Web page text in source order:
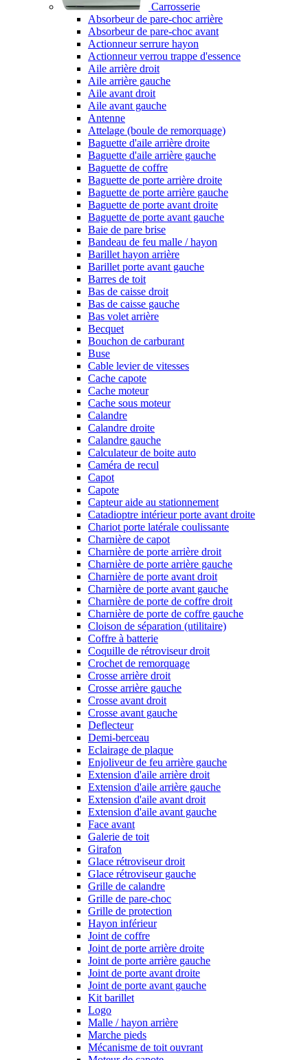
Carrosserie
Absorbeur de pare-choc arrière
Absorbeur de pare-choc avant
Actionneur serrure hayon
Actionneur verrou trappe d'essence
Aile arrière droit
Aile arrière gauche
Aile avant droit
Aile avant gauche
Antenne
Attelage (boule de remorquage)
Baguette d'aile arrière droite
Baguette d'aile arrière gauche
Baguette de coffre
Baguette de porte arrière droite
Baguette de porte arrière gauche
Baguette de porte avant droite
Baguette de porte avant gauche
Baie de pare brise
Bandeau de feu malle / hayon
Barillet hayon arrière
Barillet porte avant gauche
Barres de toit
Bas de caisse droit
Bas de caisse gauche
Bas volet arrière
Becquet
Bouchon de carburant
Buse
Cable levier de vitesses
Cache capote
Cache moteur
Cache sous moteur
Calandre
Calandre droite
Calandre gauche
Calculateur de boite auto
Caméra de recul
Capot
Capote
Capteur aide au stationnement
Catadioptre intérieur porte avant droite
Chariot porte latérale coulissante
Charnière de capot
Charnière de porte arrière droit
Charnière de porte arrière gauche
Charnière de porte avant droit
Charnière de porte avant gauche
Charnière de porte de coffre droit
Charnière de porte de coffre gauche
Cloison de séparation (utilitaire)
Coffre à batterie
Coquille de rétroviseur droit
Crochet de remorquage
Crosse arrière droit
Crosse arrière gauche
Crosse avant droit
Crosse avant gauche
Deflecteur
Demi-berceau
Eclairage de plaque
Enjoliveur de feu arrière gauche
Extension d'aile arrière droit
Extension d'aile arrière gauche
Extension d'aile avant droit
Extension d'aile avant gauche
Face avant
Galerie de toit
Girafon
Glace rétroviseur droit
Glace rétroviseur gauche
Grille de calandre
Grille de pare-choc
Grille de protection
Hayon inférieur
Joint de coffre
Joint de porte arrière droite
Joint de porte arrière gauche
Joint de porte avant droite
Joint de porte avant gauche
Kit barillet
Logo
Malle / hayon arrière
Marche pieds
Mécanisme de toit ouvrant